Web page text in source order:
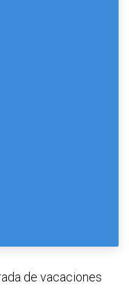
de vacaciones